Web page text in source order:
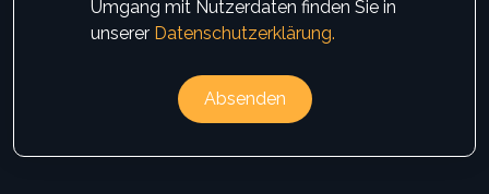
Umgang mit Nutzerdaten finden Sie in
unserer Datenschutzerklärung.
Absenden